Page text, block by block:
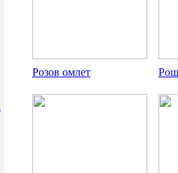
Розов омлет